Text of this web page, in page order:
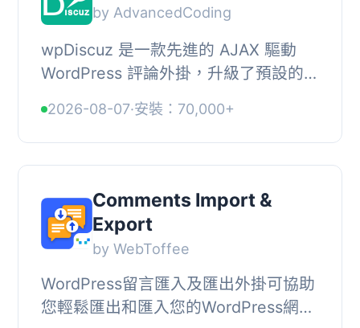
by AdvancedCoding
wpDiscuz 是一款先進的 AJAX 驅動
WordPress 評論外掛，升級了預設的
評論投票、內嵌回饋及社交登入等現代
化功能，讓用戶...
2026-08-07·安裝：70,000+
Comments Import &
Export
by WebToffee
WordPress留言匯入及匯出外掛可協助
您輕鬆匯出和匯入您的WordPress網站